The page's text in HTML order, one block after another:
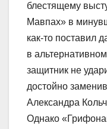
блестящему
Мавпах» в
как-то поставил
в
защитник не
достойно
Александра
Однако